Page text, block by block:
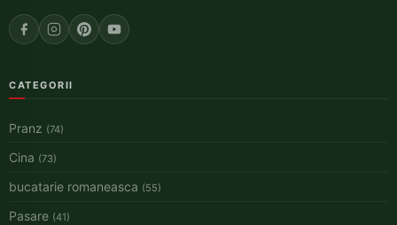
CATEGORII
Pranz (74)
Cina (73)
bucatarie romaneasca (55)
Pasare (41)